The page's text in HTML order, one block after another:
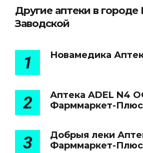
Другие аптеки в городе
Заводской
1 Новамедика
2
Аптека ADEL N4
Фарммаркет-Плюс
3
Добрыя леки
Фарммаркет-Плюс